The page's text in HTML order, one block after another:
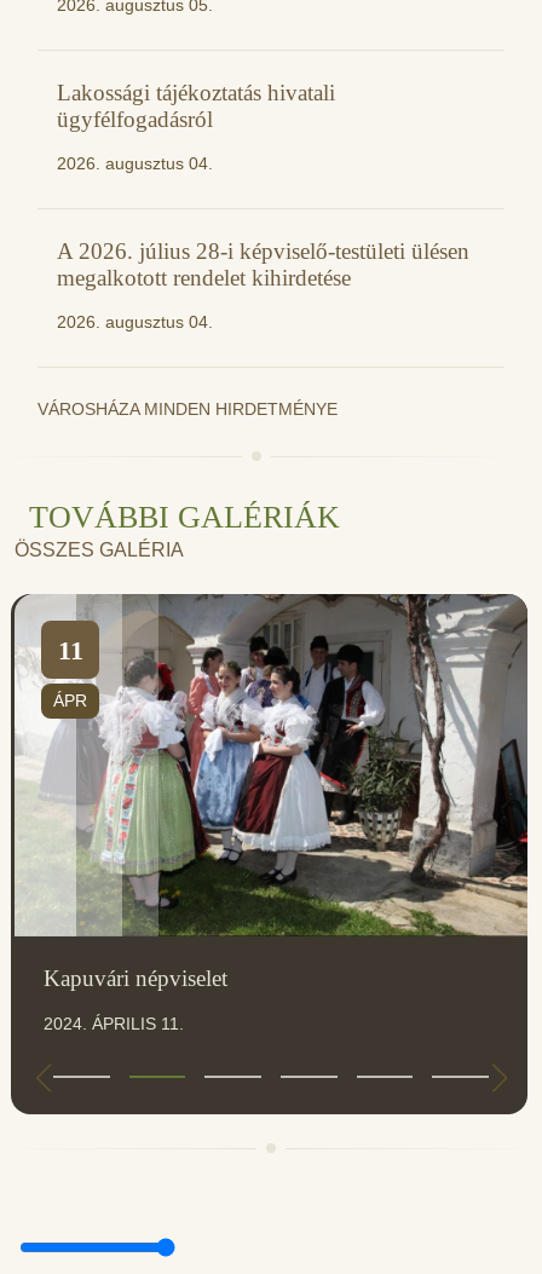
2026. augusztus 05.
Lakossági tájékoztatás hivatali
ügyfélfogadásról
2026. augusztus 04.
A 2026. július 28-i képviselő-testületi ülésen
megalkotott rendelet kihirdetése
2026. augusztus 04.
VÁROSHÁZA MINDEN HIRDETMÉNYE
TOVÁBBI GALÉRIÁK
ÖSSZES GALÉRIA
11
ÁPR
Kapuvári népviselet
2024. ÁPRILIS 11.